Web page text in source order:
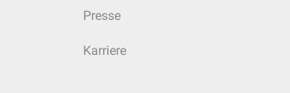
Presse
Karriere